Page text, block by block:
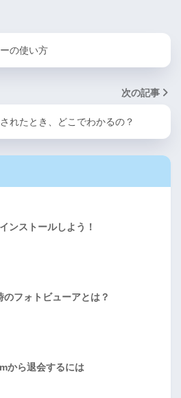
の使い方
次の記事
れたとき、どこでわかるの？
ンストールしよう！
のフォトビューアとは？
から退会するには